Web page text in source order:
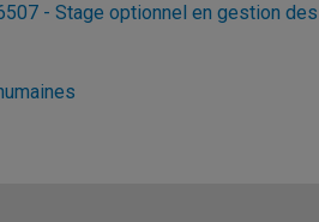
- Stage optionnel en gestion